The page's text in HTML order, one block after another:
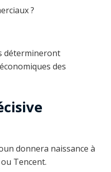
?
détermineront
des
donnera naissance à
Tencent.